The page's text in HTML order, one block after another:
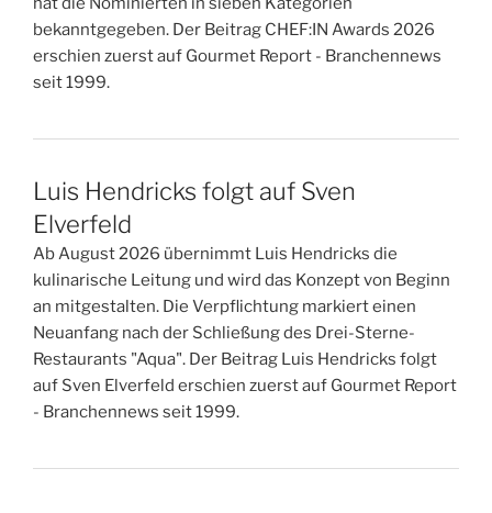
bekanntgegeben. Der Beitrag CHEF:IN Awards 2026
erschien zuerst auf Gourmet Report - Branchennews
seit 1999.
Luis Hendricks folgt auf Sven
Elverfeld
Ab August 2026 übernimmt Luis Hendricks die
kulinarische Leitung und wird das Konzept von Beginn
an mitgestalten. Die Verpflichtung markiert einen
Neuanfang nach der Schließung des Drei-Sterne-
Restaurants "Aqua". Der Beitrag Luis Hendricks folgt
auf Sven Elverfeld erschien zuerst auf Gourmet Report
- Branchennews seit 1999.